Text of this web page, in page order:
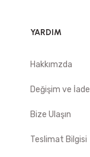
YARDIM
Hakkımzda
Değişim ve İade
Bize Ulaşın
Teslimat Bilgisi